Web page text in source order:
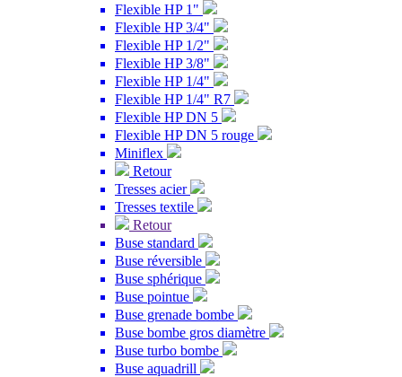
Flexible HP 1"
Flexible HP 3/4"
Flexible HP 1/2"
Flexible HP 3/8"
Flexible HP 1/4"
Flexible HP 1/4" R7
Flexible HP DN 5
Flexible HP DN 5 rouge
Miniflex
Retour
Tresses acier
Tresses textile
Retour
Buse standard
Buse réversible
Buse sphérique
Buse pointue
Buse grenade bombe
Buse bombe gros diamètre
Buse turbo bombe
Buse aquadrill